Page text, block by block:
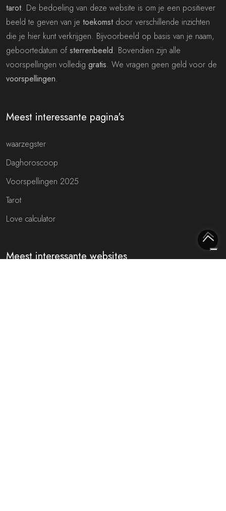
tarot. De bedoeling van deze website is om je een positiever
beeld te geven van je toekomstdoor verschillende inzichten
die je hier kunt verkrijgen. Bijvoorbeeld op basis van je naam,
geboortedatum ofsterrenbeeld. Bovendien zijn alle
voorspellingen volledig gratis. We vragen geen geld voor de
voorspellingen.
Meest interessante pagina's
waarzegster
Daghoroscoop
Voorspellingen 2025
Tarot
Love calculator
Meest interessante websites